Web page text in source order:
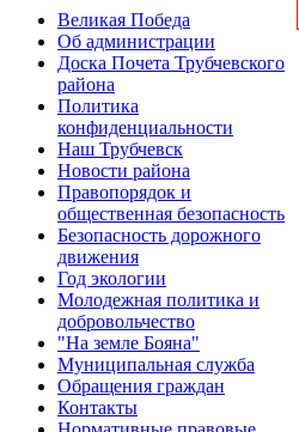
Великая Победа
Об администрации
Доска Почета Трубчевского
района
Политика
конфиденциальности
Наш Трубчевск
Новости района
Правопорядок и
общественная безопасность
Безопасность дорожного
движения
Год экологии
Молодежная политика и
добровольчество
"На земле Бояна"
Муниципальная служба
Обращения граждан
Контакты